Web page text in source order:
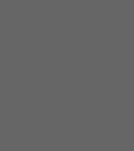
je na nasze zlecenie,
ich przetwarzania. Możesz
z innych praw wymienionych